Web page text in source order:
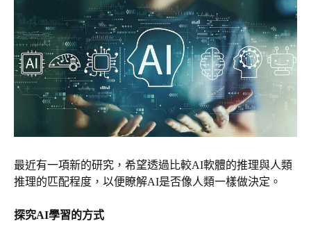
最近有一項新的研究，希望透過比較AI軟體的推理與人類
推理的匹配程度，以便瞭解AI是否像人類一樣做決定。
探究AI學習的方式